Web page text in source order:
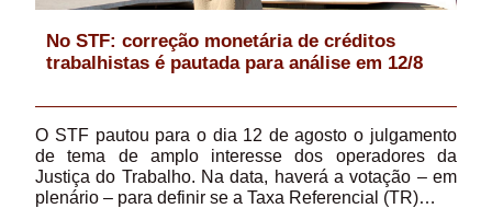
No STF: correção monetária de créditos
trabalhistas é pautada para análise em 12/8
O STF pautou para o dia 12 de agosto o julgamento
de tema de amplo interesse dos operadores da
Justiça do Trabalho. Na data, haverá a votação – em
plenário – para definir se a Taxa Referencial (TR)…